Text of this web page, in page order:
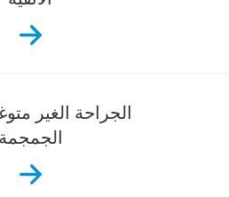
الجراحة الغير
الجمجمة